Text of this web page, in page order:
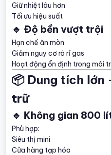
Giữ nhiệt lâu hơn
Tối ưu hiệu suất
🔹 Độ bền vượt trội
Hạn chế ăn mòn
Giảm nguy cơ rò rỉ gas
Hoạt động ổn định trong môi
📦 Dung tích lớn
trữ
🔹 Không gian 800
Phù hợp:
Siêu thị mini
Cửa hàng tạp hóa